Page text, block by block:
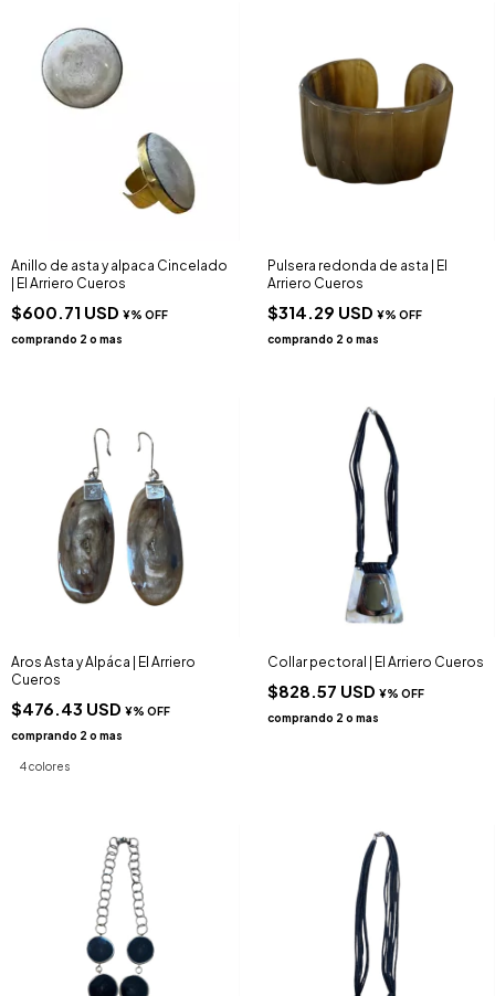
Anillo de asta y alpaca Cincelado
| El Arriero Cueros
$600.71 USD
Pulsera redonda de asta | El
Arriero Cueros
$314.29 USD
Aros Asta y Alpáca | El Arriero
Cueros
$476.43 USD
4 colores
Collar pectoral | El Arriero Cueros
$828.57 USD